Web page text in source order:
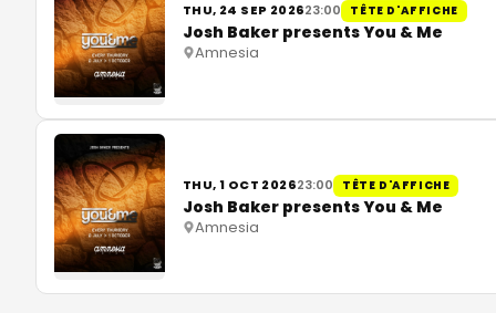
THU, 24 SEP 202623:00 TÊTE D'AFFICHE
Josh Baker presents You & Me
Amnesia
THU, 1 OCT 202623:00 TÊTE D'AFFICHE
Josh Baker presents You & Me
Amnesia